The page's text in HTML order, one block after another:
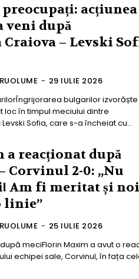
acțiunea
veni după
– Levski
- 29 IULIE 2026
bulgarilor izvorăște
loc în timpul meciului dintre
Sofia, care s-a încheiat cu...
reacționat după
Corvinul 2-0: „Nu
Am fi meritat și noi
linie”
- 25 IULIE 2026
meciFlorin Maxim a avut o
echipei sale, Corvinul, în fața